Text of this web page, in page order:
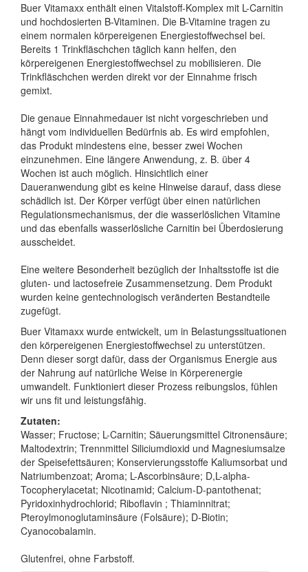
Buer Vitamaxx enthält einen Vitalstoff-Komplex mit L-Carnitin
und hochdosierten B-Vitaminen. Die B-Vitamine tragen zu
einem normalen körpereigenen Energiestoffwechsel bei.
Bereits 1 Trinkfläschchen täglich kann helfen, den
körpereigenen Energiestoffwechsel zu mobilisieren. Die
Trinkfläschchen werden direkt vor der Einnahme frisch
gemixt.
Die genaue Einnahmedauer ist nicht vorgeschrieben und
hängt vom individuellen Bedürfnis ab. Es wird empfohlen,
das Produkt mindestens eine, besser zwei Wochen
einzunehmen. Eine längere Anwendung, z. B. über 4
Wochen ist auch möglich. Hinsichtlich einer
Daueranwendung gibt es keine Hinweise darauf, dass diese
schädlich ist. Der Körper verfügt über einen natürlichen
Regulationsmechanismus, der die wasserlöslichen Vitamine
und das ebenfalls wasserlösliche Carnitin bei Überdosierung
ausscheidet.
Eine weitere Besonderheit bezüglich der Inhaltsstoffe ist die
gluten- und lactosefreie Zusammensetzung. Dem Produkt
wurden keine gentechnologisch veränderten Bestandteile
zugefügt.
Buer Vitamaxx wurde entwickelt, um in Belastungssituationen
den körpereigenen Energiestoffwechsel zu unterstützen.
Denn dieser sorgt dafür, dass der Organismus Energie aus
der Nahrung auf natürliche Weise in Körperenergie
umwandelt. Funktioniert dieser Prozess reibungslos, fühlen
wir uns fit und leistungsfähig.
Zutaten:
Wasser; Fructose; L-Carnitin; Säuerungsmittel Citronensäure;
Maltodextrin; Trennmittel Siliciumdioxid und Magnesiumsalze
der Speisefettsäuren; Konservierungsstoffe Kaliumsorbat und
Natriumbenzoat; Aroma; L-Ascorbinsäure; D,L-alpha-
Tocopherylacetat; Nicotinamid; Calcium-D-pantothenat;
Pyridoxinhydrochlorid; Riboflavin ; Thiaminnitrat;
Pteroylmonoglutaminsäure (Folsäure); D-Biotin;
Cyanocobalamin.
Glutenfrei, ohne Farbstoff.